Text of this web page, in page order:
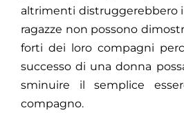
altrimenti distruggerebbero
ragazze non possono
forti dei loro compagni
successo di una donna
sminuire il semplice
compagno.